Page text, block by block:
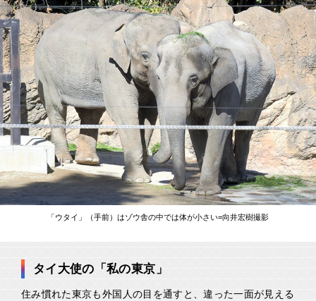
「ウタイ」（手前）はゾウ舎の中では体が小さい=向井宏樹撮影
タイ大使の「私の東京」
住み慣れた東京も外国人の目を通すと、違った一面が見える